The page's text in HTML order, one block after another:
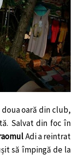
oară din club,
Salvat din foc în
Adi a reintrat
să împingă de la